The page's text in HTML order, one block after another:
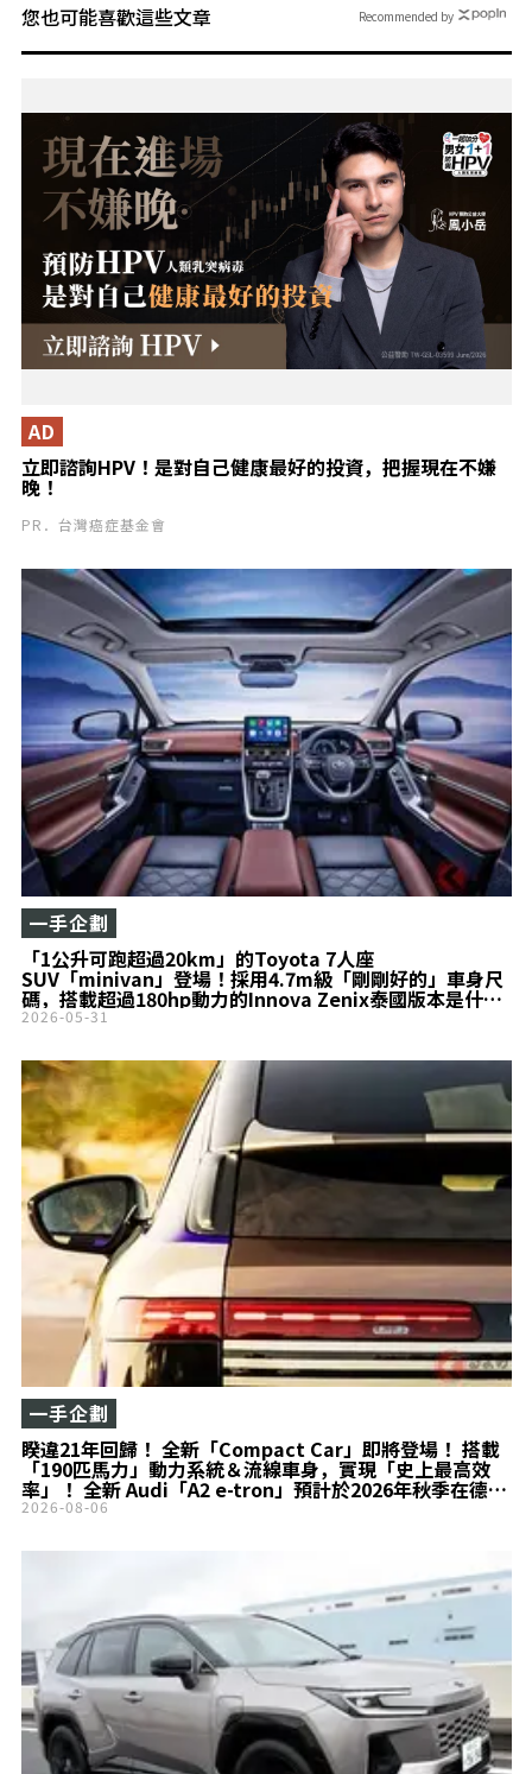
您也可能喜歡這些文章
立即諮詢HPV！是對自己健康最好的投資，把握現在不嫌
晚！
AD
PR．台灣癌症基金會
「1公升可跑超過20km」的Toyota 7人座
SUV「minivan」登場！採用4.7m級「剛剛好的」車身尺
碼，搭載超過180hp動力的Innova Zenix泰國版本是什
麼？
一手企劃
2026-05-31
睽違21年回歸！ 全新「Compact Car」即將登場！ 搭載
「190匹馬力」動力系統＆流線車身，實現「史上最高效
率」！ 全新 Audi「A2 e-tron」預計於2026年秋季在德國
全球首度公開
一手企劃
2026-08-06
Recommended by